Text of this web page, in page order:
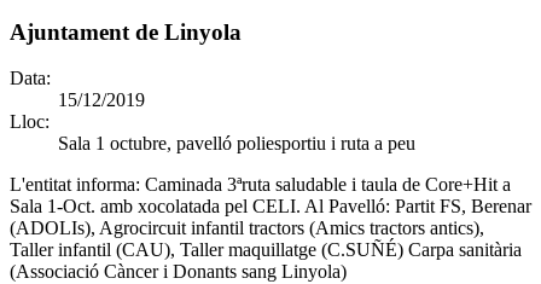
Ajuntament de Linyola
Data:
15/12/2019
Lloc:
Sala 1 octubre, pavelló poliesportiu i ruta a peu
L'entitat informa: Caminada 3ªruta saludable i taula de Core+Hit a
Sala 1-Oct. amb xocolatada pel CELI. Al Pavelló: Partit FS, Berenar
(ADOLIs), Agrocircuit infantil tractors (Amics tractors antics),
Taller infantil (CAU), Taller maquillatge (C.SUÑÉ) Carpa sanitària
(Associació Càncer i Donants sang Linyola)